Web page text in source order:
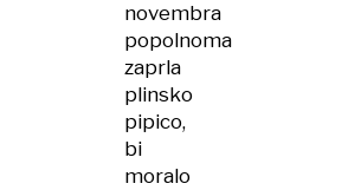
novembra
popolnoma
zaprla
plinsko
pipico,
bi
moralo